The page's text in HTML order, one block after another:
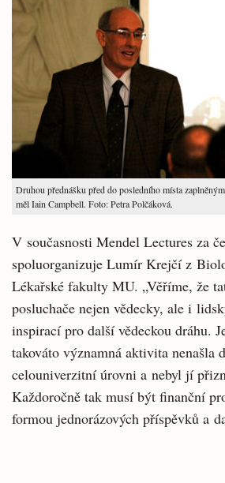
Druhou přednášku před do posledního místa
měl Iain Campbell. Foto: Petra Polčáková.
V současnosti Mendel Lectures za
spoluorganizuje Lumír Krejčí z
Lékařské fakulty MU. „Věříme, že
posluchače nejen vědecky, ale i
inspirací pro další vědeckou dráhu.
takováto významná aktivita nenašla
celouniverzitní úrovni a nebyl jí
Každoročně tak musí být finanční
formou jednorázových příspěvků a